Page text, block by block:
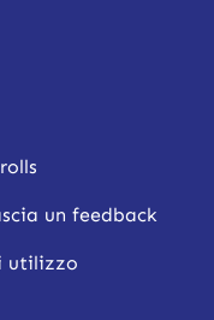
un feedback
utilizzo